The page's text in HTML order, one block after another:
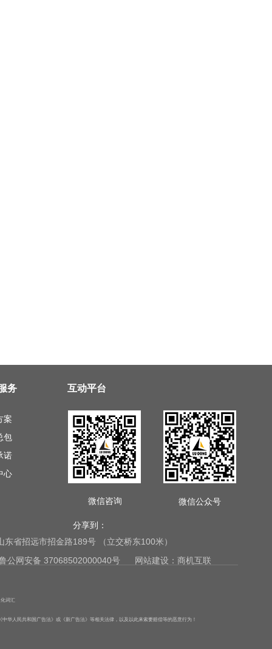
案
包
诺
心
互动平台
务
微信咨询 微信公众号
分享到：
省招远市招金路189号 （立交桥东100米）
公网安备 37068502000040号
网站建设：商机互联
词汇
华人民共和国广告法》或《新广告法》等相关法律，以及以此来索要赔偿等的恶意行为！